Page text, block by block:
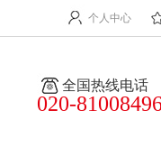
个人中心
全国热线电话
020-